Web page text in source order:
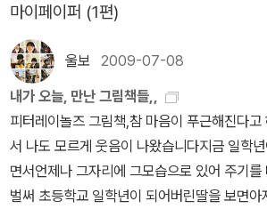
마이페이퍼 (1편)
울보 2009-07-08
내가 오늘, 만난 그림책들,,
피터레이놀즈 그림책,참 마음이 푸근해진다고
서 나도 모르게 웃음이 나왔습니다지금 일학
면서언제나 그자리에 그모습으로 있어 주기를
벌써 초등학교 일학년이 되어버린딸을 보면아